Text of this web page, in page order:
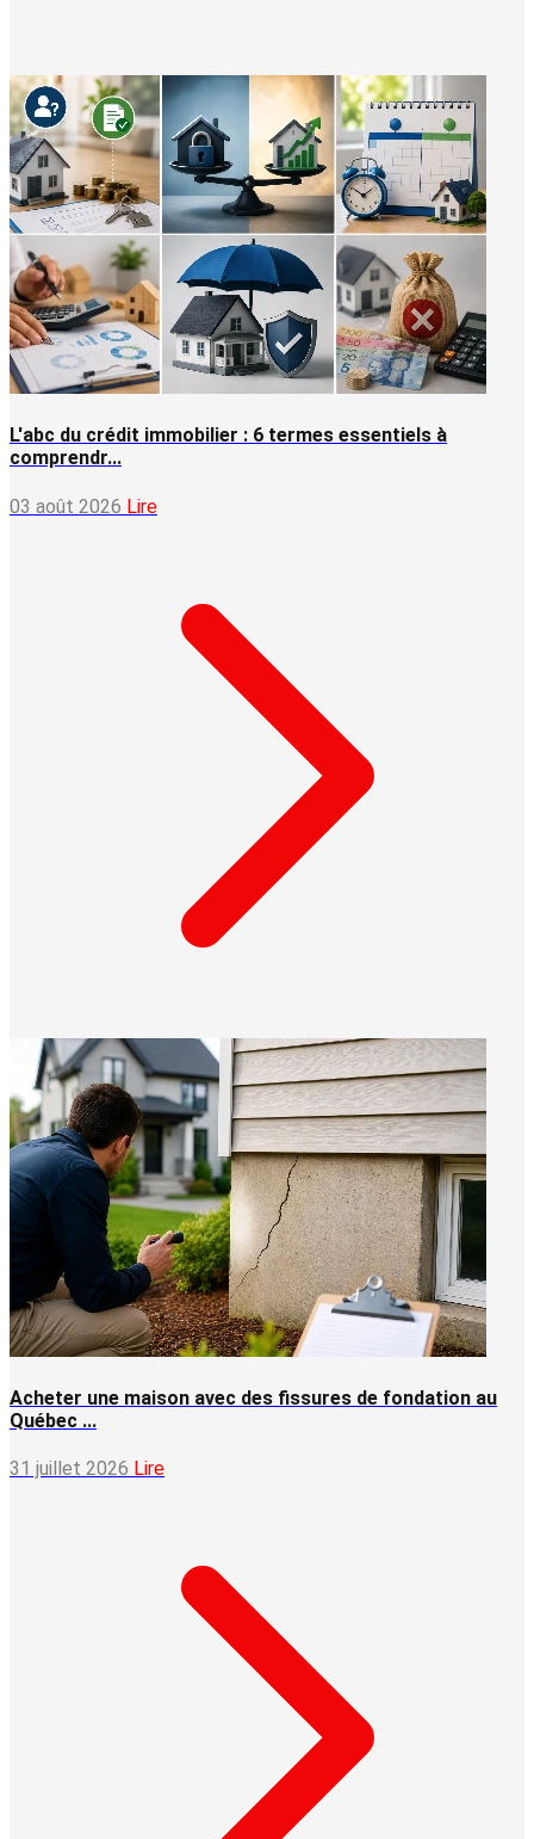
L'abc du crédit immobilier : 6 termes essentiels à
comprendr...
03 août 2026 Lire
Acheter une maison avec des fissures de fondation au
Québec ...
31 juillet 2026 Lire